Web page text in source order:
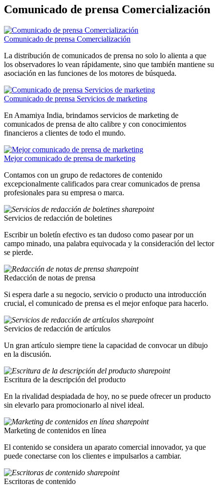
Comunicado de prensa Comercialización
Comunicado de prensa Comercialización
La distribución de comunicados de prensa no solo lo alienta a que
los observadores lo vean rápidamente, sino que también mantiene su
asociación en las funciones de los motores de búsqueda.
Comunicado de prensa Servicios de marketing
En Amamiya India, brindamos servicios de marketing de
comunicados de prensa de alto calibre y con conocimientos
financieros a clientes de todo el mundo.
Mejor comunicado de prensa de marketing
Contamos con un grupo de redactores de contenido
excepcionalmente calificados para crear comunicados de prensa
profesionales para su empresa o marca.
Servicios de redacción de boletines
Escribir un boletín efectivo es tan dudoso como pasear por un
campo minado, una palabra equivocada y la consideración del lector
se pierde.
Redacción de notas de prensa
Si espera darle a su negocio, servicio o producto una introducción
crucial, el comunicado de prensa es el mejor enfoque para hacerlo.
Servicios de redacción de artículos
Un gran artículo siempre tiene la capacidad de convocar un dibujo
en la discusión.
Escritura de la descripción del producto
En la rivalidad despiadada de hoy, no se puede ofrecer un producto
sin elevarlo para promocionarlo al nivel ideal.
Marketing de contenidos en línea
El contenido se considera un aparato comercial innovador, ya que
puede conectarse con los clientes e impulsarlos a cambiar.
Escritoras de contenido